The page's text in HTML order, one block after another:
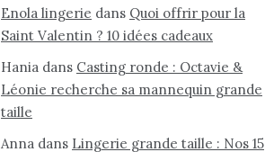
Enola lingerie dans Quoi offrir pour la
Saint Valentin ? 10 idées cadeaux
Hania dans Casting ronde : Octavie &
Léonie recherche sa mannequin grande
taille
Anna dans Lingerie grande taille : Nos 15